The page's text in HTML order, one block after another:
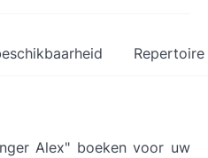
Repertoire
Alex" boeken voor uw